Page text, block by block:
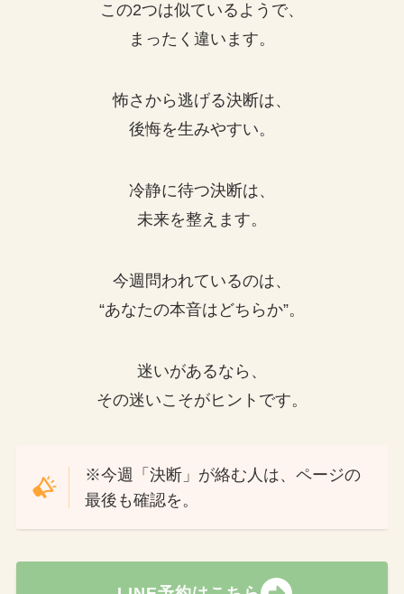
この2つは似ているようで、
まったく違います。
怖さから逃げる決断は、
後悔を生みやすい。
冷静に待つ決断は、
未来を整えます。
今週問われているのは、
“あなたの本音はどちらか”。
迷いがあるなら、
その迷いこそがヒントです。
※今週「決断」が絡む人は、ページの
最後も確認を。